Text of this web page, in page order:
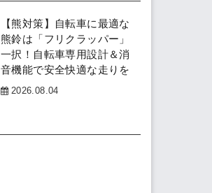
【熊対策】自転車に最適な
熊鈴は「フリクラッパー」
一択！自転車専用設計＆消
音機能で安全快適な走りを
2026.08.04